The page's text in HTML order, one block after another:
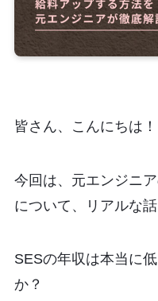
皆さん、こんにちは！
今回は、元エンジニ
について、リアルな
SESの年収は本当に
か？